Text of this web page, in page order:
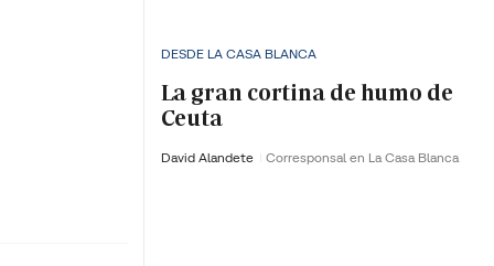
DESDE LA CASA BLANCA
La gran cortina de humo de
Ceuta
David Alandete Corresponsal en La Casa Blanca